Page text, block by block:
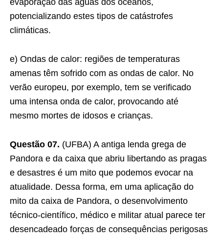
evaporação das águas dos oceanos,
potencializando estes tipos de catástrofes
climáticas.
e) Ondas de calor: regiões de temperaturas
amenas têm sofrido com as ondas de calor. No
verão europeu, por exemplo, tem se verificado
uma intensa onda de calor, provocando até
mesmo mortes de idosos e crianças.
Questão 07. (UFBA) A antiga lenda grega de
Pandora e da caixa que abriu libertando as pragas
e desastres é um mito que podemos evocar na
atualidade. Dessa forma, em uma aplicação do
mito da caixa de Pandora, o desenvolvimento
técnico-científico, médico e militar atual parece ter
desencadeado forças de consequências perigosas